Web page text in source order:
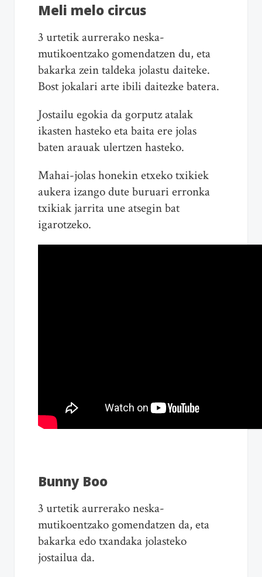
Meli melo circus
3 urtetik aurrerako neska-
mutikoentzako gomendatzen du, eta
bakarka zein taldeka jolastu daiteke.
Bost jokalari arte ibili daitezke batera.
Jostailu egokia da gorputz atalak
ikasten hasteko eta baita ere jolas
baten arauak ulertzen hasteko.
Mahai-jolas honekin etxeko txikiek
aukera izango dute buruari erronka
txikiak jarrita une atsegin bat
igarotzeko.
Bunny Boo
3 urtetik aurrerako neska-
mutikoentzako gomendatzen da, eta
bakarka edo txandaka jolasteko
jostailua da.